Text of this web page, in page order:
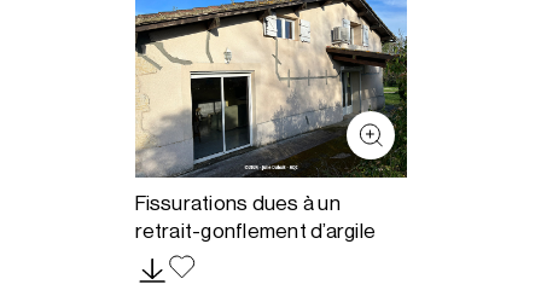
Fissurations dues à un
retrait-gonflement d’argile